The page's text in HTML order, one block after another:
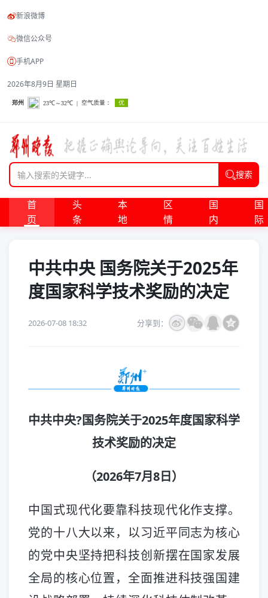
新浪微博
微信公众号
手机APP
2026年8月9日 星期日
搜索
首
页
头
条
本
地
区
情
国
内
国
际
中共中央 国务院关于2025年
度国家科学技术奖励的决定
2026-07-08 18:32 分享到：
中共中央?国务院关于2025年度国家科学
技术奖励的决定
（2026年7月8日）
中国式现代化要靠科技现代化作支撑。
党的十八大以来，以习近平同志为核心
的党中央坚持把科技创新摆在国家发展
全局的核心位置，全面推进科技强国建